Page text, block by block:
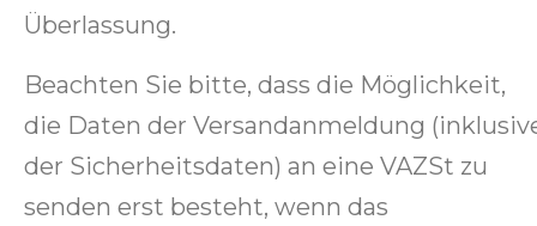
Überlassung.
Beachten Sie bitte, dass die Möglichkeit,
die Daten der Versandanmeldung
der Sicherheitsdaten) an eine VAZSt zu
senden erst besteht, wenn das